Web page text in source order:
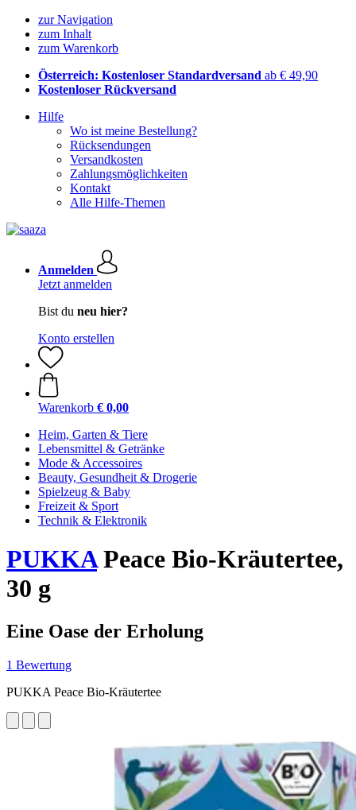
zur Navigation
zum Inhalt
zum Warenkorb
Österreich: Kostenloser Standardversand ab € 49,90
Kostenloser Rückversand
Hilfe
Wo ist meine Bestellung?
Rücksendungen
Versandkosten
Zahlungsmöglichkeiten
Kontakt
Alle Hilfe-Themen
Anmelden
Jetzt anmelden
Bist du neu hier?
Konto erstellen
Warenkorb € 0,00
Heim, Garten & Tiere
Lebensmittel & Getränke
Mode & Accessoires
Beauty, Gesundheit & Drogerie
Spielzeug & Baby
Freizeit & Sport
Technik & Elektronik
PUKKAPeace Bio-Kräutertee,
30 g
Eine Oase der Erholung
1 Bewertung
PUKKA Peace Bio-Kräutertee